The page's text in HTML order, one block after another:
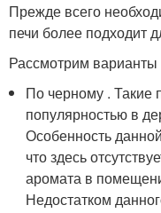
Прежде всего
печи более подходит
Рассмотрим варианты
По черному . Такие
популярностью в
Особенность
что здесь
аромата в
Недостатком